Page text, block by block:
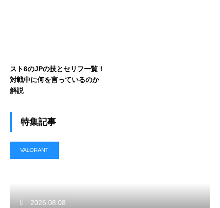
スト6のJPの技とセリフ一覧！
対戦中に何を言っているのか
解説
特集記事
VALORANT
2026.08.08